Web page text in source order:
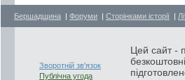
Бершадщина | Форуми | Сторінками історії |
Зворотній зв'язок
Публічна угода
Цей сайт -